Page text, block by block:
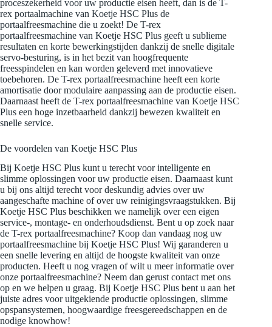
proceszekerheid voor uw productie eisen heeft, dan is de T-
rex portaalmachine van Koetje HSC Plus de
portaalfreesmachine die u zoekt! De T-rex
portaalfreesmachine van Koetje HSC Plus geeft u sublieme
resultaten en korte bewerkingstijden dankzij de snelle digitale
servo-besturing, is in het bezit van hoogfrequente
freesspindelen en kan worden geleverd met innovatieve
toebehoren. De T-rex portaalfreesmachine heeft een korte
amortisatie door modulaire aanpassing aan de productie eisen.
Daarnaast heeft de T-rex portaalfreesmachine van Koetje HSC
Plus een hoge inzetbaarheid dankzij bewezen kwaliteit en
snelle service.
De voordelen van Koetje HSC Plus
Bij Koetje HSC Plus kunt u terecht voor intelligente en
slimme oplossingen voor uw productie eisen. Daarnaast kunt
u bij ons altijd terecht voor deskundig advies over uw
aangeschafte machine of over uw reinigingsvraagstukken. Bij
Koetje HSC Plus beschikken we namelijk over een eigen
service-, montage- en onderhoudsdienst. Bent u op zoek naar
de T-rex portaalfreesmachine? Koop dan vandaag nog uw
portaalfreesmachine bij Koetje HSC Plus! Wij garanderen u
een snelle levering en altijd de hoogste kwaliteit van onze
producten. Heeft u nog vragen of wilt u meer informatie over
onze portaalfreesmachine? Neem dan gerust contact met ons
op en we helpen u graag. Bij Koetje HSC Plus bent u aan het
juiste adres voor uitgekiende productie oplossingen, slimme
opspansystemen, hoogwaardige freesgereedschappen en de
nodige knowhow!